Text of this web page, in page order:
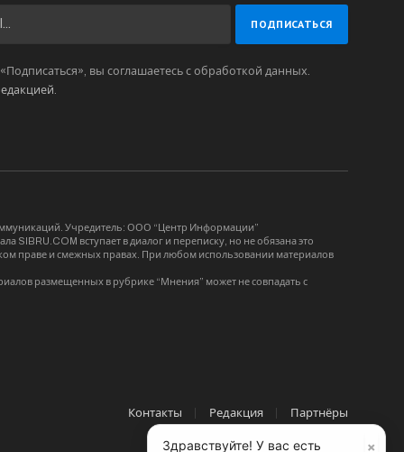
вы соглашаетесь с обработкой данных.
Учредитель: ООО “Центр Информации”
SIBRU.COM вступает в диалог и переписку, но не обязана это
праве и смежных правах. При любом использовании материалов
размещенных в рубрике “Мнения” может не совпадать с
Контакты Редакция Партнёры
×
Здравствуйте! У вас есть